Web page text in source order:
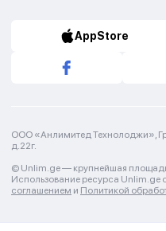
AppStore
ООО «Анлимитед Технолоджи»,
д.22г.
© Unlim.ge — крупнейшая
Использование ресурса Unlim.ge
соглашением и Политикой